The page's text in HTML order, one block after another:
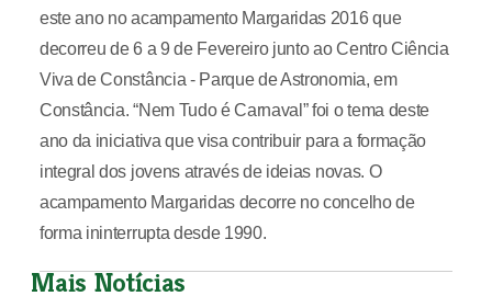
este ano no acampamento Margaridas 2016 que
decorreu de 6 a 9 de Fevereiro junto ao Centro Ciência
Viva de Constância - Parque de Astronomia, em
Constância. “Nem Tudo é Carnaval” foi o tema deste
ano da iniciativa que visa contribuir para a formação
integral dos jovens através de ideias novas. O
acampamento Margaridas decorre no concelho de
forma ininterrupta desde 1990.
Mais Notícias